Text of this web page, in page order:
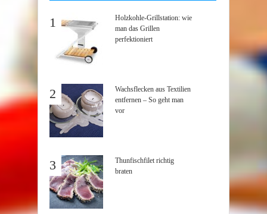
1
Holzkohle-Grillstation: wie
man das Grillen
perfektioniert
2
Wachsflecken aus Textilien
entfernen – So geht man
vor
3
Thunfischfilet richtig
braten